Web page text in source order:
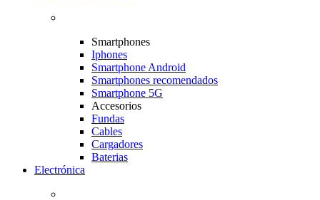
Smartphones
Iphones
Smartphone Android
Smartphones recomendados
Smartphone 5G
Accesorios
Fundas
Cables
Cargadores
Baterias
Electrónica